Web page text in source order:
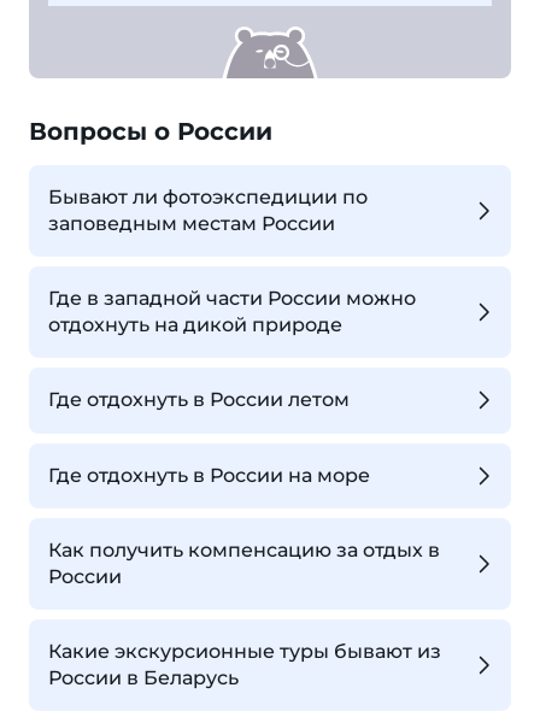
Вопросы о России
Бывают ли фотоэкспедиции по
заповедным местам России
Где в западной части России можно
отдохнуть на дикой природе
Где отдохнуть в России летом
Где отдохнуть в России на море
Как получить компенсацию за отдых в
России
Какие экскурсионные туры бывают из
России в Беларусь